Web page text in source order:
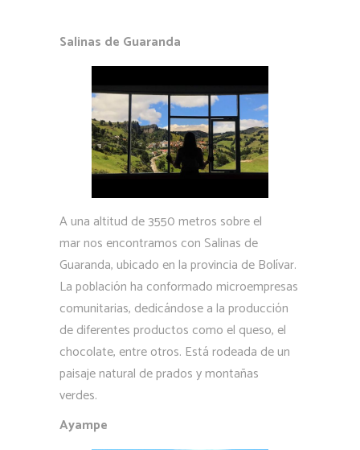
Salinas de Guaranda
A una altitud de 3550 metros sobre el
mar nos encontramos con Salinas de
Guaranda, ubicado en la provincia de Bolívar.
La población ha conformado microempresas
comunitarias, dedicándose a la producción
de diferentes productos como el queso, el
chocolate, entre otros. Está rodeada de un
paisaje natural de prados y montañas
verdes.
Ayampe